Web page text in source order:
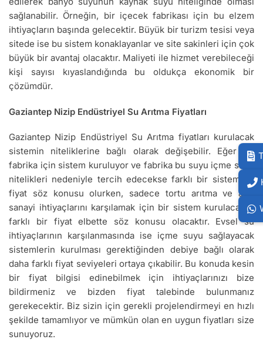
sağlanabilir. Örneğin, bir içecek fabrikası için bu elzem
ihtiyaçların başında gelecektir. Büyük bir turizm tesisi veya
sitede ise bu sistem konaklayanlar ve site sakinleri için çok
büyük bir avantaj olacaktır. Maliyeti ile hizmet verebileceği
kişi sayısı kıyaslandığında bu oldukça ekonomik bir
çözümdür.
Gaziantep Nizip Endüstriyel Su Arıtma Fiyatları
Gaziantep Nizip Endüstriyel Su Arıtma fiyatları kurulacak
sistemin niteliklerine bağlı olarak değişebilir. Eğer bir
fabrika için sistem kuruluyor ve fabrika bu suyu içme suyu
nitelikleri nedeniyle tercih edecekse farklı bir sistem ve
fiyat söz konusu olurken, sadece tortu arıtma ve ağır
sanayi ihtiyaçlarını karşılamak için bir sistem kurulacaksa
farklı bir fiyat elbette söz konusu olacaktır. Evsel su
ihtiyaçlarının karşılanmasında ise içme suyu sağlayacak
sistemlerin kurulması gerektiğinden debiye bağlı olarak
daha farklı fiyat seviyeleri ortaya çıkabilir. Bu konuda kesin
bir fiyat bilgisi edinebilmek için ihtiyaçlarınızı bize
bildirmeniz ve bizden fiyat talebinde bulunmanız
gerekecektir. Biz sizin için gerekli projelendirmeyi en hızlı
şekilde tamamlıyor ve mümkün olan en uygun fiyatları size
sunuyoruz.